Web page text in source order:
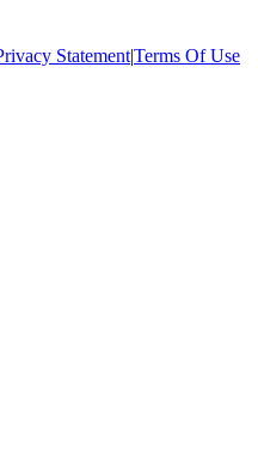
Statement|Terms Of Use